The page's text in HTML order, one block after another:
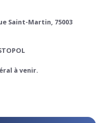
Saint-Martin, 75003
à venir.